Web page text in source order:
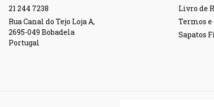
21 244 7238
Rua Canal do Tejo Loja A,
2695-049 Bobadela
Portugal
Livro de
Termos e
Sapatos